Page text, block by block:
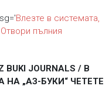
Влезте в системата,
Отвори пълния
BUKI JOURNALS / В
„АЗ-БУКИ“ ЧЕТЕТЕ